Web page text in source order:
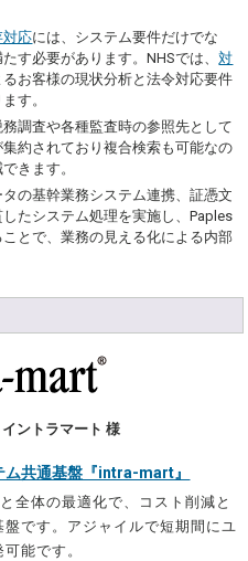
対応には、システム要件だけでな
す必要があります。NHSでは、対
るお客様の現状分析と法令対応要件
す。
調査や各種監査時の参照先として
約されており複合検索も可能なの
きます。
の基幹業務システム連携、証憑文
たシステム処理を実施し、Paples
とで、業務の見える化による内部
ントラマート 様
共通基盤『intra-mart』
全体の最適化で、コスト削減と
です。アジャイルで短期間にユ
能です。